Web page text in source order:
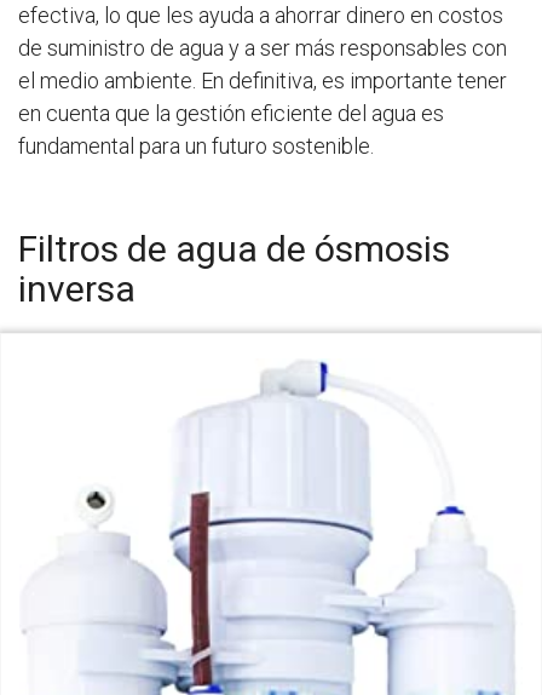
efectiva, lo que les ayuda a ahorrar dinero en costos
de suministro de agua y a ser más responsables con
el medio ambiente. En definitiva, es importante tener
en cuenta que la gestión eficiente del agua es
fundamental para un futuro sostenible.
Filtros de agua de ósmosis
inversa